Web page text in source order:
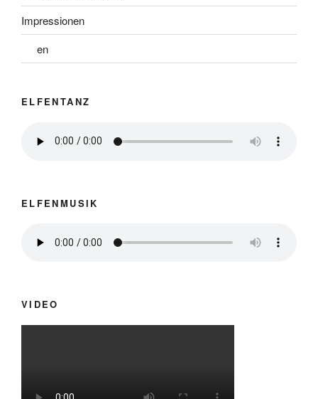
Impressionen
en
ELFENTANZ
ELFENMUSIK
VIDEO